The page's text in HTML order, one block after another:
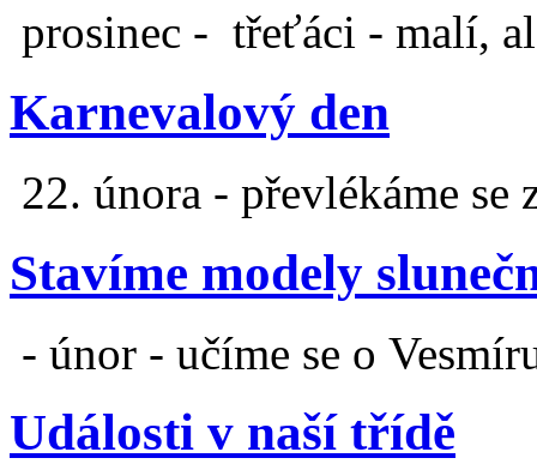
prosinec - třeťáci - malí,
Karnevalový den
22. února - převlékáme se
Stavíme modely
- únor - učíme se o
Události v naší třídě